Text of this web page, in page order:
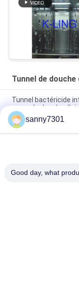
Tunnel de douche
Tunnel bactéricide
grave de douche
Personnalisable à
d'air de tunnel
La cabine de
sanny7301
Good day, what